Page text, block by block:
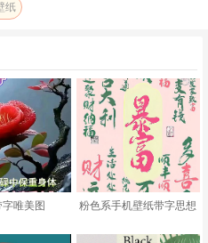
纸
唯美图
粉色系手机壁纸带字思想